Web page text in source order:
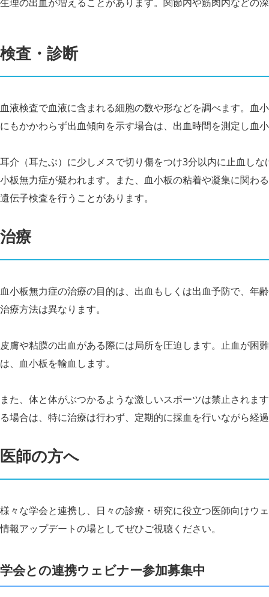
検査・診断
血液検査で血液に含まれる細胞の数や形などを調べます。血
にもかかわらず出血傾向を示す場合は、出血時間を測定し血
耳介（耳たぶ）に少しメスで切り傷をつけ3分以内に止血し
小板無力症が疑われます。また、血小板の粘着や凝集に関わ
遺伝子検査を行うことがあります。
治療
血小板無力症の治療の目的は、出血もしくは出血予防で、年
治療方法は異なります。
皮膚や粘膜の出血がある際には局所を圧迫します。止血が困
は、血小板を輸血します。
また、体と体がぶつかるような激しいスポーツは禁止されま
る場合は、特に治療は行わず、定期的に採血を行いながら経
医師の方へ
様々な学会と連携し、日々の診療・研究に役立つ医師向けウ
情報アップデートの場としてぜひご視聴ください。
学会との連携ウェビナー参加募集中